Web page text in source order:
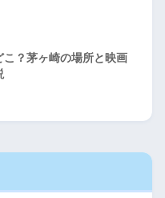
？茅ヶ崎の場所と映画